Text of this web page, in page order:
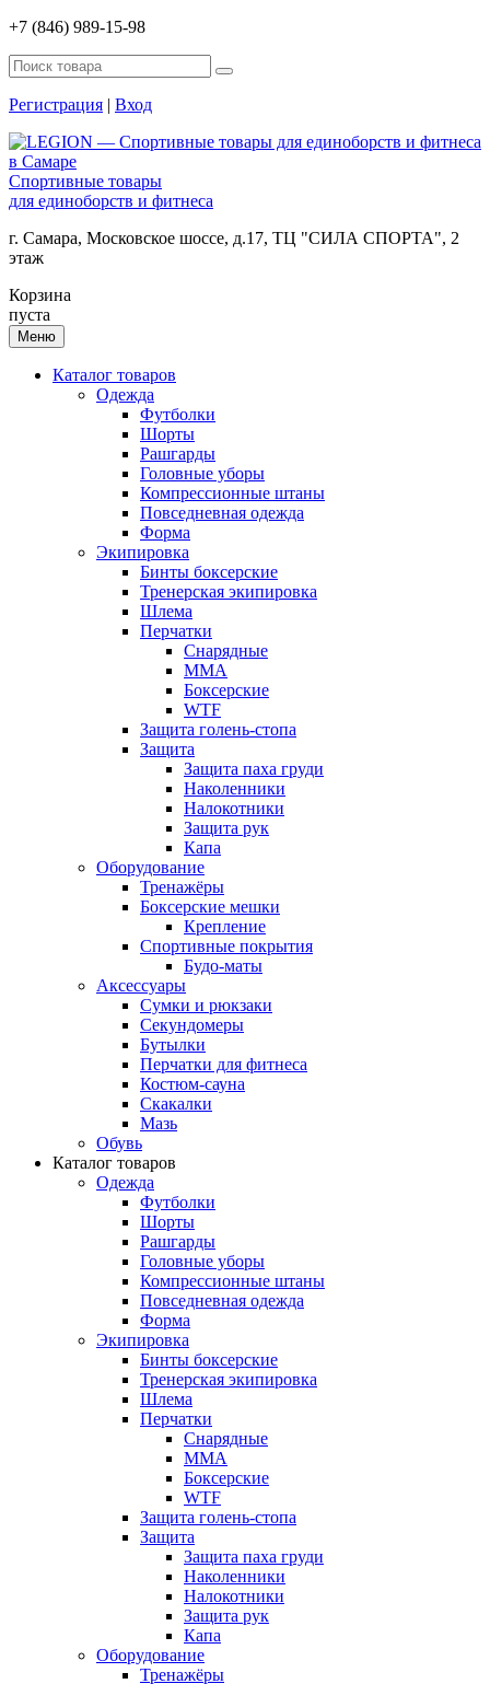
+7 (846) 989-15-98
Регистрация | Вход
Спортивные товары
для единоборств и фитнеса
г. Самара, Московское шоссе, д.17, ТЦ "СИЛА СПОРТА", 2
этаж
Корзина
пуста
Меню
Каталог товаров
Одежда
Футболки
Шорты
Рашгарды
Головные уборы
Компрессионные штаны
Повседневная одежда
Форма
Экипировка
Бинты боксерские
Тренерская экипировка
Шлема
Перчатки
Снарядные
ММА
Боксерские
WTF
Защита голень-стопа
Защита
Защита паха груди
Наколенники
Налокотники
Защита рук
Капа
Оборудование
Тренажёры
Боксерские мешки
Крепление
Спортивные покрытия
Будо-маты
Аксессуары
Сумки и рюкзаки
Секундомеры
Бутылки
Перчатки для фитнеса
Костюм-сауна
Скакалки
Мазь
Обувь
Каталог товаров
Одежда
Футболки
Шорты
Рашгарды
Головные уборы
Компрессионные штаны
Повседневная одежда
Форма
Экипировка
Бинты боксерские
Тренерская экипировка
Шлема
Перчатки
Снарядные
ММА
Боксерские
WTF
Защита голень-стопа
Защита
Защита паха груди
Наколенники
Налокотники
Защита рук
Капа
Оборудование
Тренажёры